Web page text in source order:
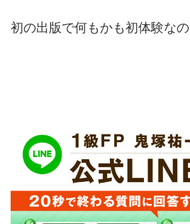
初の出版で何もかも初体験な